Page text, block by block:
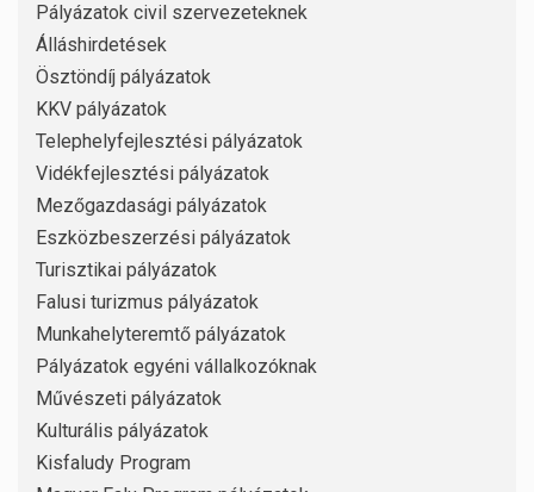
Pályázatok civil szervezeteknek
Álláshirdetések
Ösztöndíj pályázatok
KKV pályázatok
Telephelyfejlesztési pályázatok
Vidékfejlesztési pályázatok
Mezőgazdasági pályázatok
Eszközbeszerzési pályázatok
Turisztikai pályázatok
Falusi turizmus pályázatok
Munkahelyteremtő pályázatok
Pályázatok egyéni vállalkozóknak
Művészeti pályázatok
Kulturális pályázatok
Kisfaludy Program